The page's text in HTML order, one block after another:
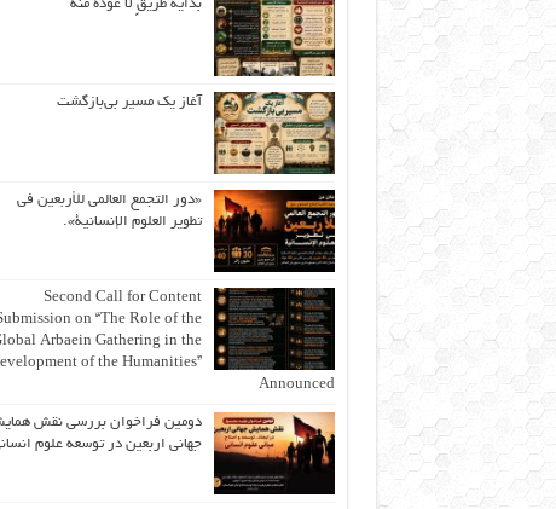
بداية طريقٍ لا عودة منه
آغاز یک مسیر بی‌بازگشت
«دور التجمع العالمي للأربعين في
تطوير العلوم الإنسانية».
Second Call for Content
on “The Role of the
Arbaein Gathering in the
of the Humanities”
Announced
دومین فراخوان بررسی نقش
جهانی اربعین در توسعه علوم